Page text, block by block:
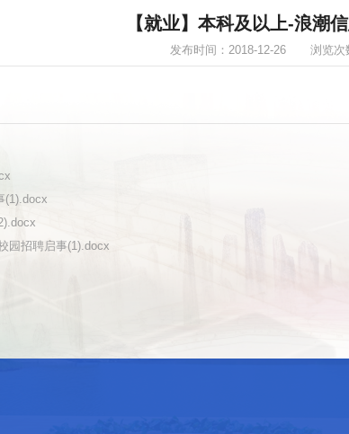
【就业】本科及以上-浪潮
发布时间：2018-12-26 浏览次
(1).docx
园招聘启事(1).docx